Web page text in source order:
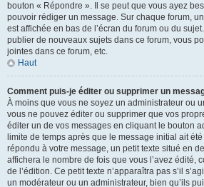
bouton « Répondre ». Il se peut que vous ayez
pouvoir rédiger un message. Sur chaque forum,
est affichée en bas de l’écran du forum ou du
publier de nouveaux sujets dans ce forum, vous
jointes dans ce forum, etc.
Haut
Comment puis-je éditer ou supprimer un
À moins que vous ne soyez un administrateur ou
vous ne pouvez éditer ou supprimer que vos
éditer un de vos messages en cliquant le bouton
limite de temps après que le message initial ait
répondu à votre message, un petit texte situé en
affichera le nombre de fois que vous l’avez édité,
de l’édition. Ce petit texte n’apparaîtra pas s’il
un modérateur ou un administrateur, bien qu’ils